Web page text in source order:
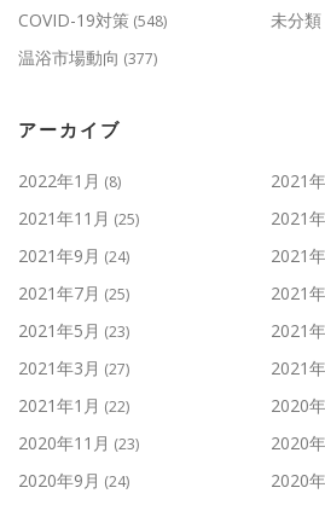
COVID-19対策 (548) 未分類
温浴市場動向 (377)
アーカイブ
2022年1月 (8) 2021
2021年11月 (25) 2021
2021年9月 (24) 2021
2021年7月 (25) 2021
2021年5月 (23) 2021
2021年3月 (27) 2021
2021年1月 (22) 2020
2020年11月 (23) 2020
2020年9月 (24) 2020